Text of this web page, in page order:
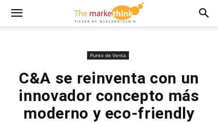
Punto de Venta
C&A se reinventa con un
innovador concepto más
moderno y eco-friendly